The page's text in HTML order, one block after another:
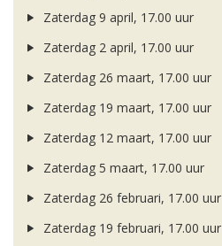
Zaterdag 9 april, 17.00 uur
Zaterdag 2 april, 17.00 uur
Zaterdag 26 maart, 17.00 uur
Zaterdag 19 maart, 17.00 uur
Zaterdag 12 maart, 17.00 uur
Zaterdag 5 maart, 17.00 uur
Zaterdag 26 februari, 17.00 uur
Zaterdag 19 februari, 17.00 uur